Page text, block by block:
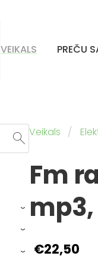
VEIKALS PREČU
›
›
›
Veikals
Fm
€22,50